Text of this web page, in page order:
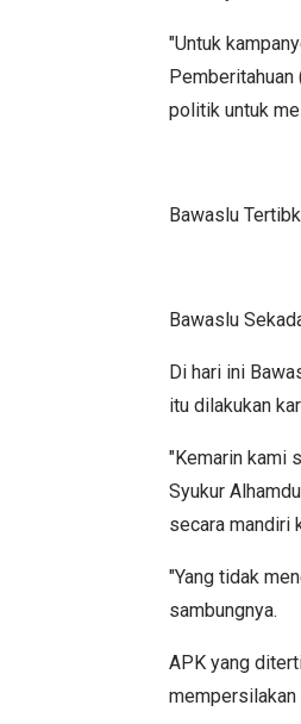
"Untuk
Pemberitahuan
politik untuk
Bawaslu
Bawaslu
Di hari ini
itu dilakukan
"Kemarin kami
Syukur
secara mandiri
"Yang tidak
sambungnya.
APK yang